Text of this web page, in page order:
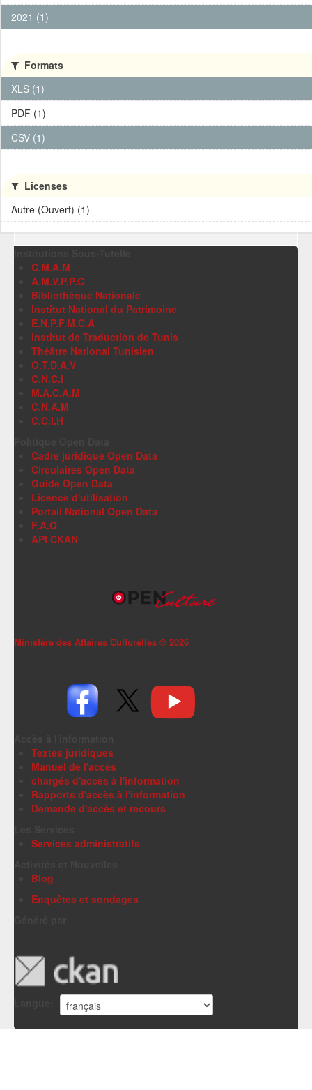
2021 (1)
Formats
XLS (1)
PDF (1)
CSV (1)
Licenses
Autre (Ouvert) (1)
C.M.A.M
A.M.V.P.P.C
Bibliothèque Nationale
Institut National du Patrimoine
E.N.P.F.M.C.A
Institut de Traduction de Tunis
Théâtre National Tunisien
O.T.D.A.V
C.N.C.I
M.A.C.A.M
C.N.A.M
C.C.I.H
Cadre juridique Open Data
Circulaires Open Data
Guide Open Data
Licence d'utilisation
Portail National Open Data
F.A.Q
API CKAN
Ministère des Affaires Culturelles © 2026
Textes juridiques
Manuel de l'accès
chargés d'accès à l'information
Rapports d'accès à l'information
Demande d'accès et recours
Services administratifs
Blog
Enquêtes et sondages